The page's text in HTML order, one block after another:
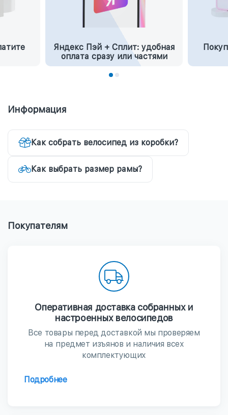
Яндекс Пэй + Сплит: удобная
оплата сразу или частями
Информация
Как собрать велосипед из коробки?
Как выбрать размер рамы?
Покупателям
Оперативная доставка собранных и
настроенных велосипедов
Все товары перед доставкой мы проверяем
на предмет изъянов и наличия всех
комплектующих
Подробнее